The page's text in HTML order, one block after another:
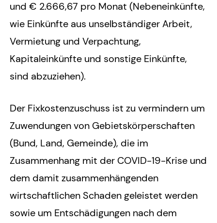
und € 2.666,67 pro Monat (Nebeneinkünfte,
wie Einkünfte aus unselbständiger Arbeit,
Vermietung und Verpachtung,
Kapitaleinkünfte und sonstige Einkünfte,
sind abzuziehen).
Der Fixkostenzuschuss ist zu vermindern um
Zuwendungen von Gebietskörperschaften
(Bund, Land, Gemeinde), die im
Zusammenhang mit der COVID-19-Krise und
dem damit zusammenhängenden
wirtschaftlichen Schaden geleistet werden
sowie um Entschädigungen nach dem